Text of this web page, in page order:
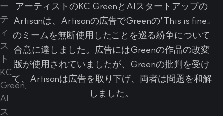
アーティストのKC GreenとAIスタートアップの
Artisanは、Artisanの広告でGreenの「This is fine」
のミームを無断使用したことを巡る紛争について
合意に達しました。広告にはGreenの作品の改変
版が使用されていましたが、Greenの批判を受け
て、Artisanは広告を取り下げ、両者は問題を和解
しました。